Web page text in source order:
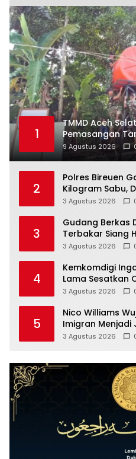
1
TMMD Aceh
Pemasangan
9 Agustus 2026
2
Polres Bireuen
Kilogram Sabu,
3 Agustus 2026
3
Gudang Berkas
Terbakar Siang
3 Agustus 2026
4
Kemkomdigi
Lama Sesatkan
3 Agustus 2026
5
Nico Williams
Imigran Menjadi
3 Agustus 2026